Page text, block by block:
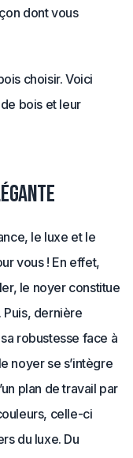
dont vous
choisir. Voici
bois et leur
le luxe et le
vous ! En effet,
le noyer constitue
Puis, dernière
robustesse face à
noyer se s’intègre
plan de travail par
celle-ci
du luxe. Du